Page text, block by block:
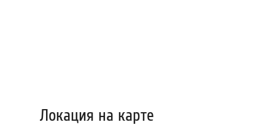
Локация на карте